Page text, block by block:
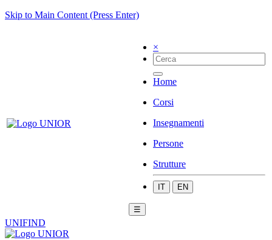
Skip to Main Content (Press Enter)
×
Home
Corsi
Insegnamenti
Persone
Strutture
IT EN
☰
UNIFIND